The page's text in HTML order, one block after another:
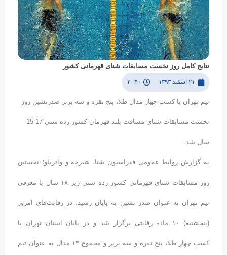
نتایج کامل روز نخست مسابقات شنای قهرمانی کشور
۲۱ اسفند ۱۳۹۳ ۲۰:۴۰
تیم تهران با کسب چهار مدال طلا، پنج نقره و سه برنز صدرنشین روز
نخست مسابقات شنای مسافت بلند قهرمان کشور رده سنی 17-15
سال شد.
به گزارش روابط عمومی فدراسیون شنا، شیرجه و واترپلو؛ نخستین
روز مسابقات شنای قهرمانی کشور رده سنی زیر ۱۸ سال با معرفی
تیم تهران به عنوان صدر نشین به پایان رسید. در رقابت‌های امروز
(پنجشنبه) ۱۰ ماده رقابتی برگزار شد و در پایان استان تهران با
کسب چهار طلا، پنج نقره و سه برنز و مجموع ۱۳ مدال به عنوان تیم